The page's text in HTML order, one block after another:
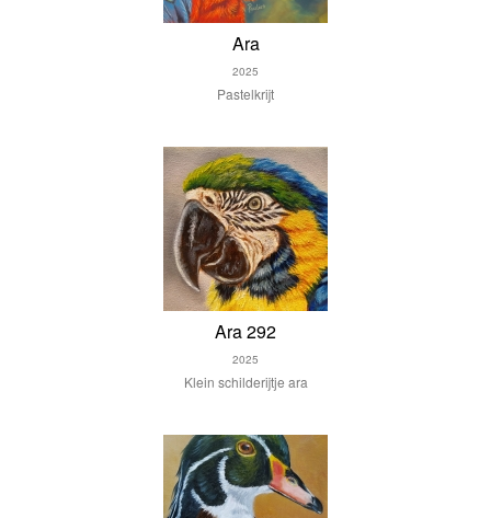
Ara
2025
Pastelkrijt
Ara 292
2025
Klein schilderijtje ara